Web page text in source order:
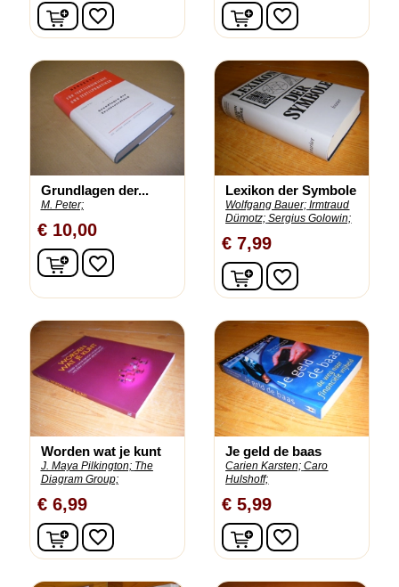
In winkelwagen
favorite_border In winkelwagen
favorite_border
Grundlagen der...
M. Peter;
€ 10,00
In winkelwagen
favorite_border
Lexikon der Symbole
Wolfgang Bauer; Irmtraud
Dümotz; Sergius Golowin;
€ 7,99
In winkelwagen
favorite_border
Worden wat je kunt
J. Maya Pilkington; The
Diagram Group;
€ 6,99
In winkelwagen
favorite_border
Je geld de baas
Carien Karsten; Caro
Hulshoff;
€ 5,99
In winkelwagen
favorite_border